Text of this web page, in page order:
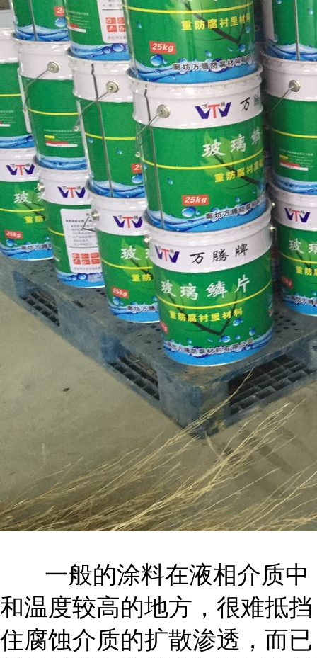
一般的涂料在液相介质中
和温度较高的地方，很难抵挡
住腐蚀介质的扩散渗透，而已